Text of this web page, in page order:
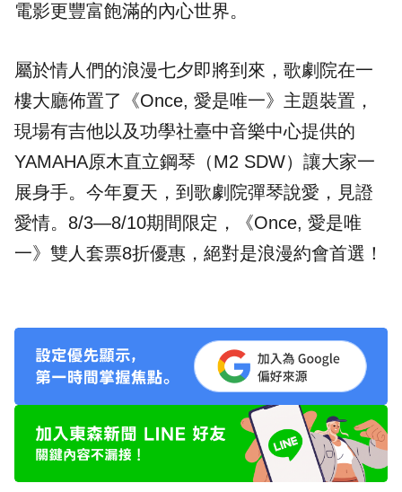
電影更豐富飽滿的內心世界。
屬於情人們的浪漫七夕即將到來，歌劇院在一
樓大廳佈置了《Once, 愛是唯一》主題裝置，
現場有吉他以及功學社臺中音樂中心提供的
YAMAHA原木直立鋼琴（M2 SDW）讓大家一
展身手。今年夏天，到歌劇院彈琴說愛，見證
愛情。8/3—8/10期間限定，《Once, 愛是唯
一》雙人套票8折優惠，絕對是浪漫約會首選！